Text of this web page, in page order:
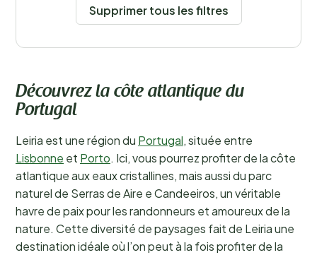
Supprimer tous les filtres
Découvrez la côte atlantique du
Portugal
Leiria est une région du Portugal, située entre
Lisbonne et Porto. Ici, vous pourrez profiter de la côte
atlantique aux eaux cristallines, mais aussi du parc
naturel de Serras de Aire e Candeeiros, un véritable
havre de paix pour les randonneurs et amoureux de la
nature. Cette diversité de paysages fait de Leiria une
destination idéale où l’on peut à la fois profiter de la